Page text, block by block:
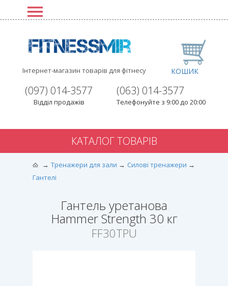
Інтернет-магазин товарів для фітнесу
(063) 014-3577
Телефонуйте з 9:00 до 20:00
(097) 014-3577
Відділ продажів
КОШИК
КАТАЛОГ ТОВАРІВ
Тренажери для зали
Силові тренажери
Гантелі
Гантель уретанова
Hammer Strength 30 кг
FF30TPU